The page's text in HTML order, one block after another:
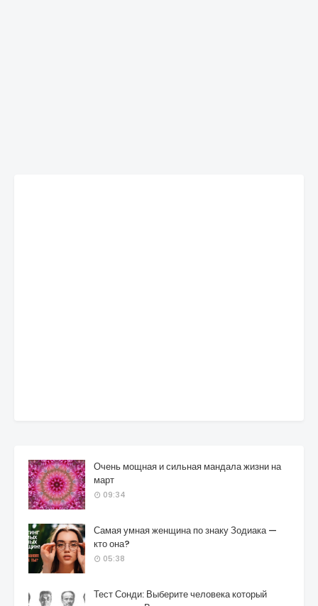
Очень мощная и сильная мандала жизни на
март
09:34
Самая умная женщина по знаку Зодиака —
кто она?
05:38
Тест Сонди: Выберите человека который